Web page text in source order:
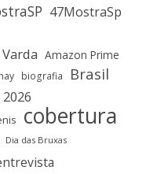
47MostraSp
Amazon Prime
biografia Brasil
cobertura
Dia das Bruxas